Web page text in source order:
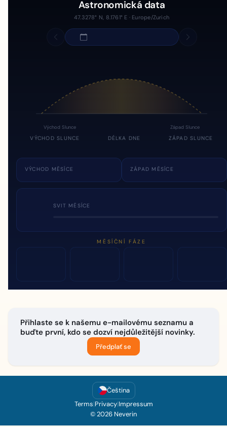
Astronomická data
47.3278° N, 8.1761° E · Europe/Zurich
Východ Slunce Západ Slunce
VÝCHOD SLUNCE DÉLKA DNE ZÁPAD SLUNCE
VÝCHOD MĚSÍCE ZÁPAD MĚSÍCE
SVIT MĚSÍCE
MĚSÍČNÍ FÁZE
Přihlaste se k našemu e-mailovému seznamu a
buďte první, kdo se dozví nejdůležitější novinky.
Předplať se
Čeština
Terms|Privacy|Impressum
© 2026 Neverin